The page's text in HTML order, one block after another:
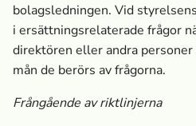
bolagsledningen. Vid
i ersättningsrelaterade frågor
direktören eller andra
mån de berörs av frågorna.
Frångående av riktlinjerna